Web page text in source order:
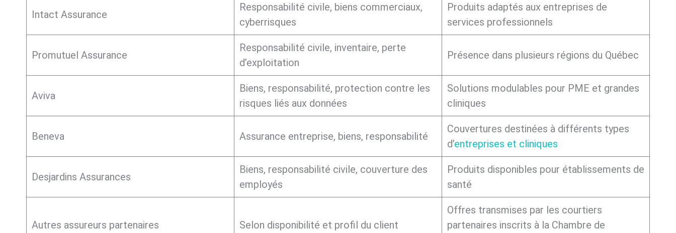
Intact Assurance
Responsabilité civile, biens commerciaux,
cyberrisques
Produits adaptés aux entreprises de
services professionnels
Promutuel Assurance
Responsabilité civile, inventaire, perte
d’exploitation
Présence dans plusieurs régions du Québec
Aviva
Biens, responsabilité, protection contre les
risques liés aux données
Solutions modulables pour PME et grandes
cliniques
Beneva Assurance entreprise, biens, responsabilité
Couvertures destinées à différents types
d’entreprises et cliniques
Desjardins Assurances
Biens, responsabilité civile, couverture des
employés
Produits disponibles pour établissements de
santé
Autres assureurs partenaires Selon disponibilité et profil du client
Offres transmises par les courtiers
partenaires inscrits à la Chambre de